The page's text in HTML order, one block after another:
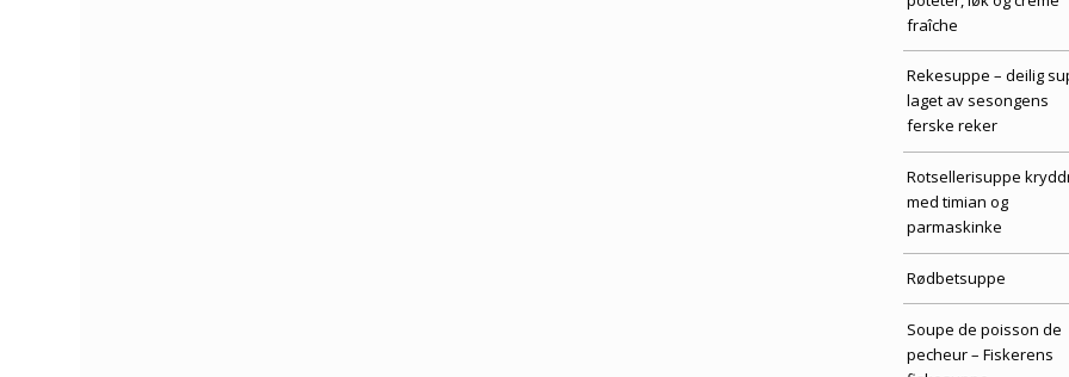
fraîche
Rekesuppe – deilig
laget av sesongens
ferske reker
Rotsellerisuppe
med timian og
parmaskinke
Rødbetsuppe
Soupe de poisson de
pecheur – Fiskerens